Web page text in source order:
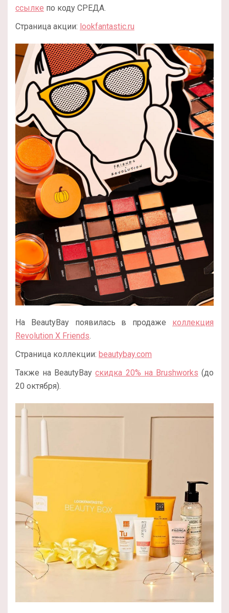
ссылке по коду СРЕДА.
Страница акции: lookfantastic.ru
На BeautyBay появилась в продаже коллекция
Revolution X Friends.
Страница коллекции: beautybay.com
Также на BeautyBayскидка 20% на Brushworks (до
20 октября).